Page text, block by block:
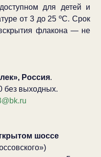
для детей и
от 3 до 25 ºС. Срок
флакона — не
Россия.
без выходных.
шоссе